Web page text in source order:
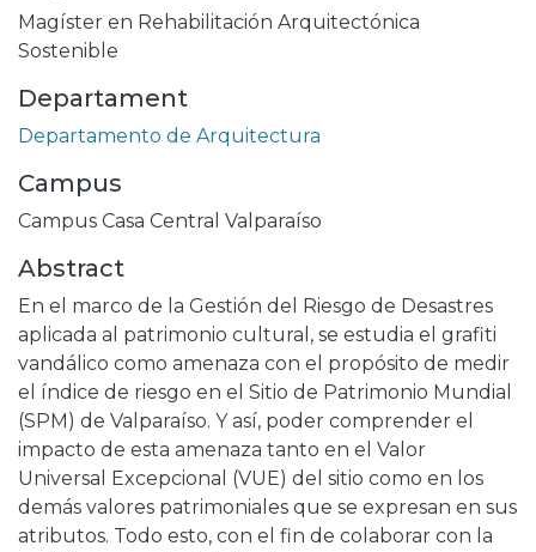
Magíster en Rehabilitación Arquitectónica
Sostenible
Departament
Departamento de Arquitectura
Campus
Campus Casa Central Valparaíso
Abstract
En el marco de la Gestión del Riesgo de Desastres
aplicada al patrimonio cultural, se estudia el grafiti
vandálico como amenaza con el propósito de medir
el índice de riesgo en el Sitio de Patrimonio Mundial
(SPM) de Valparaíso. Y así, poder comprender el
impacto de esta amenaza tanto en el Valor
Universal Excepcional (VUE) del sitio como en los
demás valores patrimoniales que se expresan en sus
atributos. Todo esto, con el fin de colaborar con la